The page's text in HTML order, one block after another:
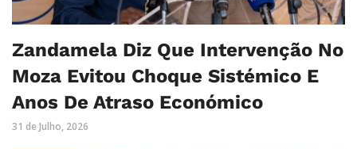
Zandamela Diz Que Intervenção No
Moza Evitou Choque Sistémico E
Anos De Atraso Económico
31 de Julho, 2026